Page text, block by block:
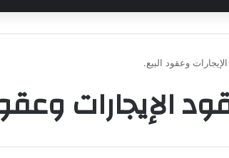
وعقود البيع.
الإيجارات